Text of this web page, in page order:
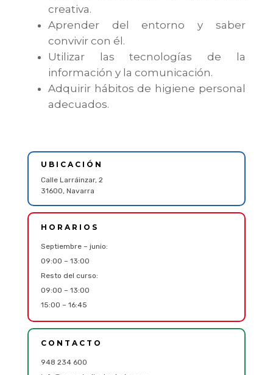
creativa.
Aprender del entorno y saber
convivir con él.
Utilizar las tecnologías de la
información y la comunicación.
Adquirir hábitos de higiene personal
adecuados.
UBICACIÓN
Calle Larráinzar, 2
31600, Navarra
HORARIOS
Septiembre – junio:
09:00 – 13:00
Resto del curso:
09:00 – 13:00
15:00 – 16:45
CONTACTO
948 234 600